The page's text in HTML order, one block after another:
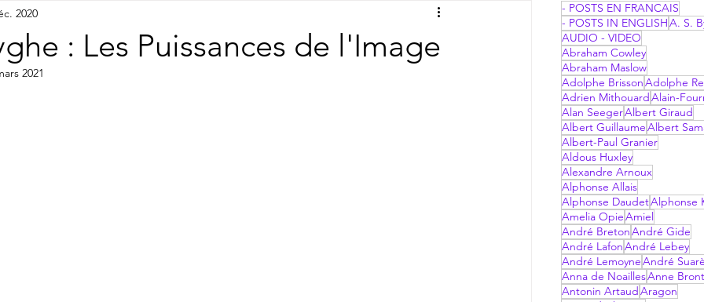
CHOSES VUES (Photographies)
: Les Puissances de l'Image
2020
2021
- POSTS EN FRANCAIS
- POSTS IN ENGLISHA. S.
AUDIO - VIDEO
Abraham Cowley
Abraham Maslow
Adolphe BrissonAdolphe
Adrien Mithouard Alain-
Alan SeegerAlbert Giraud
Albert GuillaumeAlbert
Albert-Paul Granier
Aldous Huxley
Alexandre Arnoux
Alphonse Allais
Alphonse DaudetAlphonse
Amelia OpieAmiel
André BretonAndré Gide
André LafonAndré Lebey
André LemoyneAndré
Anna de NoaillesAnne
Antonin Artaud Aragon